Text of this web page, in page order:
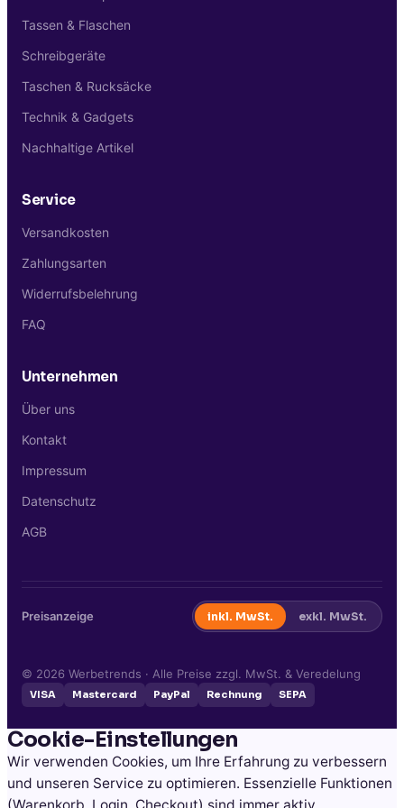
Tassen & Flaschen
Schreibgeräte
Taschen & Rucksäcke
Technik & Gadgets
Nachhaltige Artikel
Service
Versandkosten
Zahlungsarten
Widerrufsbelehrung
FAQ
Unternehmen
Über uns
Kontakt
Impressum
Datenschutz
AGB
Preisanzeige inkl. MwSt. exkl. MwSt.
© 2026 Werbetrends · Alle Preise zzgl. MwSt. & Veredelung
VISA Mastercard PayPal Rechnung SEPA
Cookie-Einstellungen
Wir verwenden Cookies, um Ihre Erfahrung zu verbessern
und unseren Service zu optimieren. Essenzielle Funktionen
(Warenkorb, Login, Checkout) sind immer aktiv.